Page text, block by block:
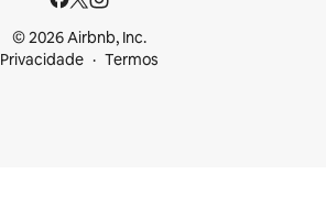
© 2026 Airbnb, Inc.
Privacidade
Termos